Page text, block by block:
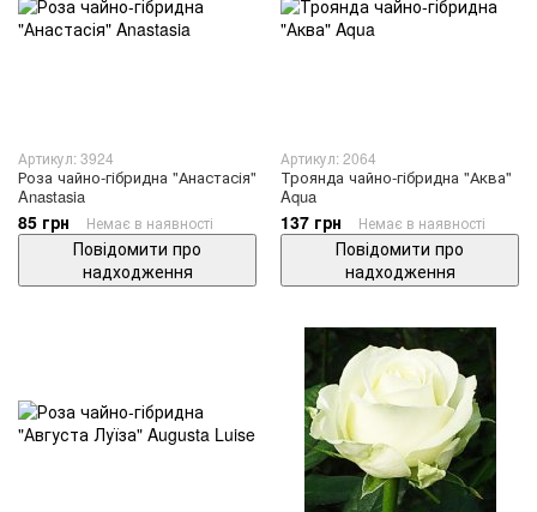
Артикул: 3924
Роза чайно-гібридна "Анастасія"
Anastasia
85 грн Немає в наявності
Повідомити про
надходження
Артикул: 2064
Троянда чайно-гібридна "Аква"
Aqua
137 грн Немає в наявності
Повідомити про
надходження